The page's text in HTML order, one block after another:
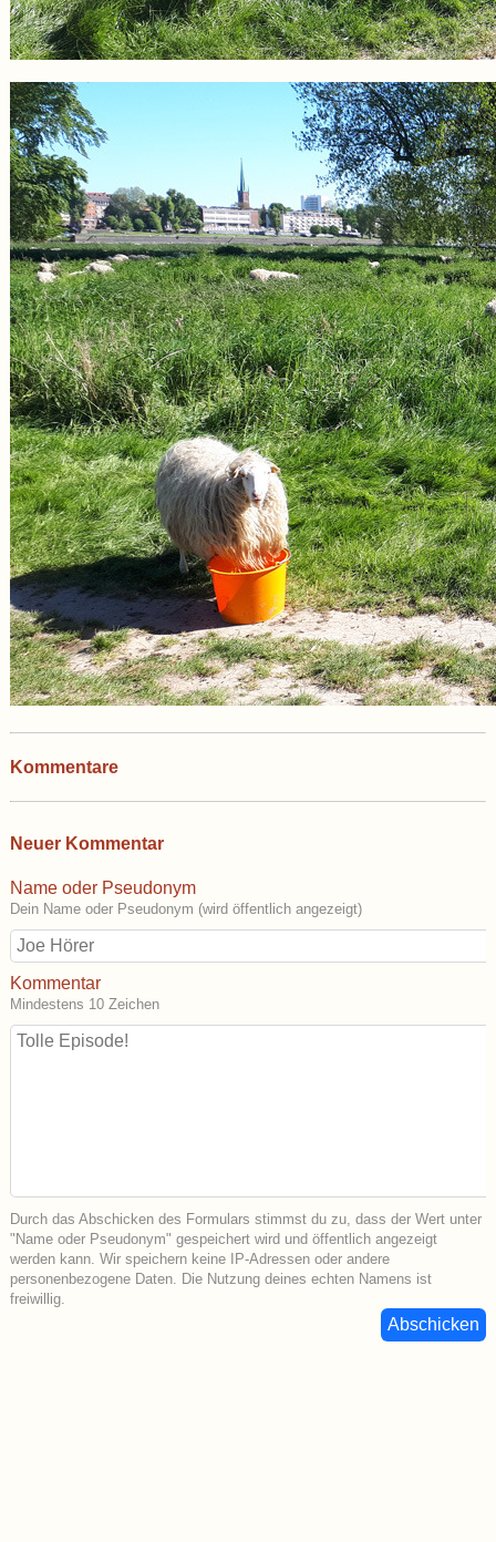
Kommentare
Neuer Kommentar
Name oder Pseudonym
Dein Name oder Pseudonym (wird öffentlich angezeigt)
Kommentar
Mindestens 10 Zeichen
Durch das Abschicken des Formulars stimmst du zu, dass der Wert unter
"Name oder Pseudonym" gespeichert wird und öffentlich angezeigt
werden kann. Wir speichern keine IP-Adressen oder andere
personenbezogene Daten. Die Nutzung deines echten Namens ist
freiwillig.
Abschicken